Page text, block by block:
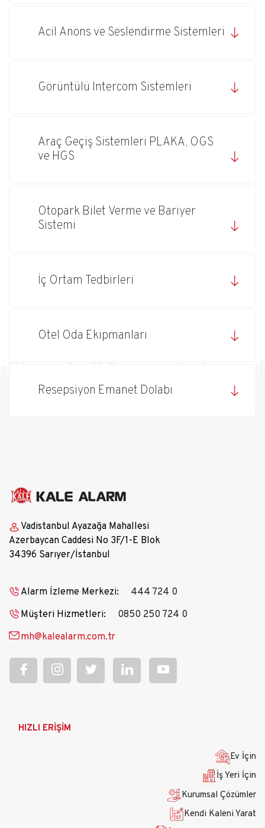
Acil Anons ve Seslendirme Sistemleri
Görüntülü Intercom Sistemleri
Araç Geçiş Sistemleri PLAKA, OGS
ve HGS
Otopark Bilet Verme ve Bariyer
Sistemi
İç Ortam Tedbirleri
Otel Oda Ekipmanları
Resepsiyon Emanet Dolabı
Vadistanbul Ayazağa Mahallesi
Azerbaycan Caddesi No 3F/1-E Blok
34396 Sarıyer/İstanbul
Alarm İzleme Merkezi:
444 724 0
Müşteri Hizmetleri:
0850 250 724 0
mh@kalealarm.com.tr
AnaHIZLI ERİŞİM
Ev İçin
İş Yeri İçin
Kurumsal Çözümler
Kendi Kaleni Yarat